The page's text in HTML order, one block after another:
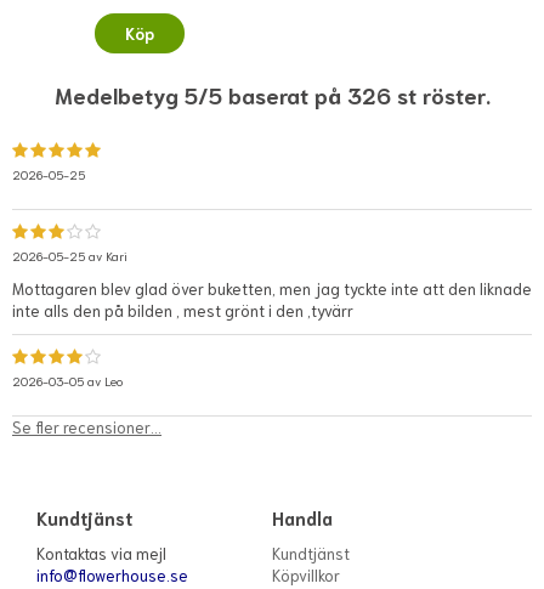
Köp
Medelbetyg 5/5 baserat på 326 st röster.
2026-05-25
2026-05-25 av Kari
Mottagaren blev glad över buketten, men jag tyckte inte att den liknade
inte alls den på bilden , mest grönt i den ,tyvärr
2026-03-05 av Leo
Se fler recensioner...
Kundtjänst
Kontaktas via mejl
info@flowerhouse.se
Handla
Kundtjänst
Köpvillkor